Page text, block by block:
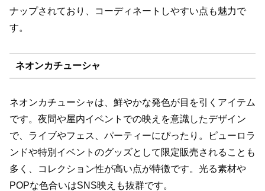
ナップされており、コーディネートしやすい点も魅力で
す。
ネオンカチューシャ
ネオンカチューシャは、鮮やかな発色が目を引くアイテム
です。夜間や屋内イベントでの映えを意識したデザイン
で、ライブやフェス、パーティーにぴったり。ピューロラ
ンドや特別イベントのグッズとして限定販売されることも
多く、コレクション性が高い点が特徴です。光る素材や
POPな色合いはSNS映えも抜群です。